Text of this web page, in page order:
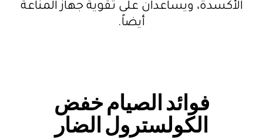
الأكسدة، ويساعدان على تقوية جهاز المناعة
أيضاً.
فوائد الصيام خفض
الكولسترول الضار